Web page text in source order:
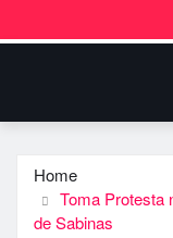
Home
Toma Protesta
de Sabinas